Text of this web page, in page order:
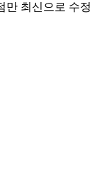
만 최신으로 수정